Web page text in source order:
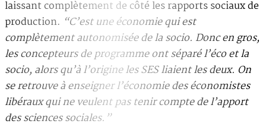
laissant complètement de côté les rapports sociaux de
production. “C’est une économie qui est
complètement autonomisée de la socio. Donc en gros,
les concepteurs de programme ont séparé l’éco et la
socio, alors qu’à l’origine les SES liaient les deux. On
se retrouve à enseigner l’économie des économistes
libéraux qui ne veulent pas tenir compte de l’apport
des sciences sociales.”